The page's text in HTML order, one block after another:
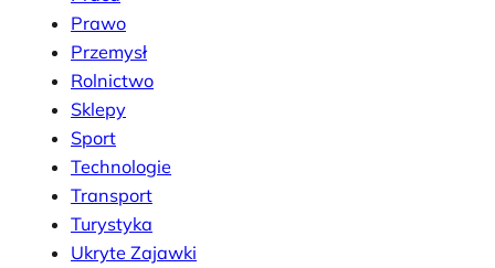
Prawo
Przemysł
Rolnictwo
Sklepy
Sport
Technologie
Transport
Turystyka
Ukryte Zajawki